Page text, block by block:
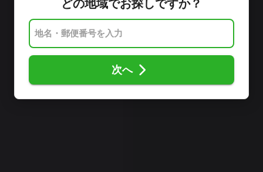
どの地域でお探しですか？
次へ